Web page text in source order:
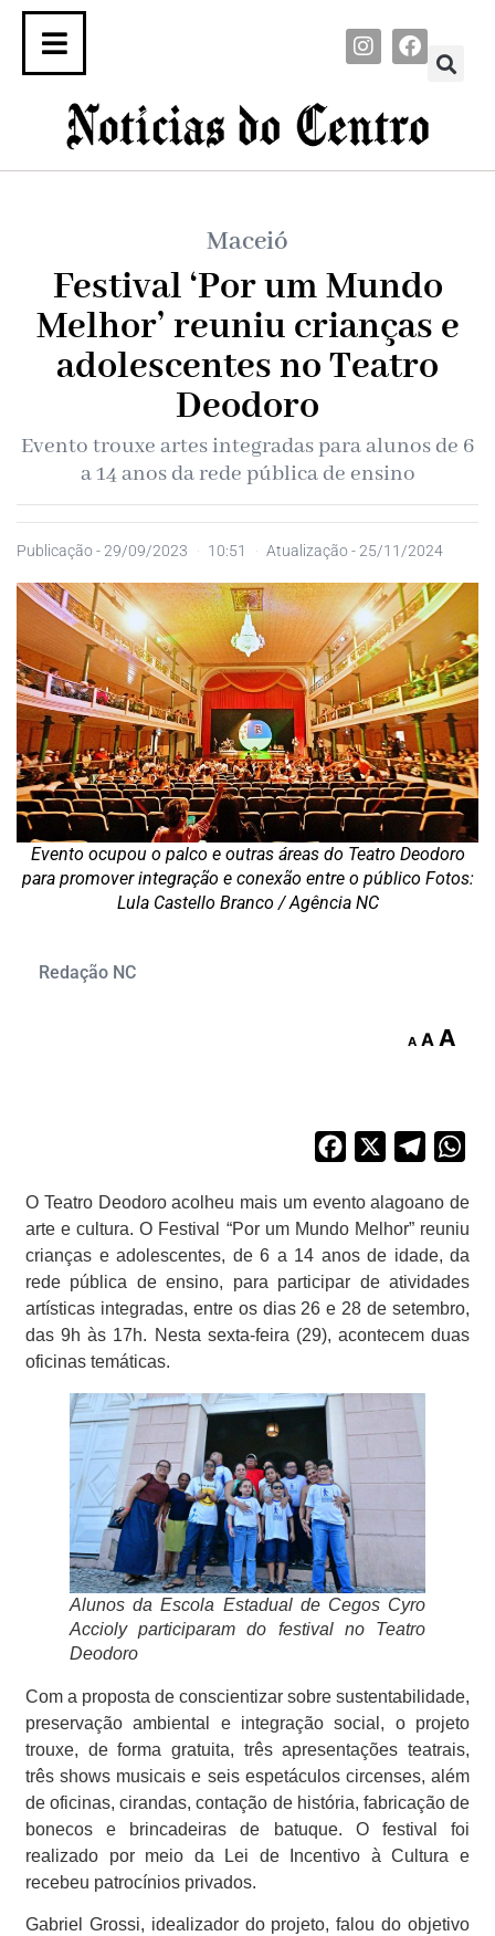
Maceió
Festival ‘Por um Mundo
Melhor’ reuniu crianças e
adolescentes no Teatro
Deodoro
Evento trouxe artes integradas para alunos de 6
a 14 anos da rede pública de ensino
Publicação -29/09/2023 10:51 Atualização - 25/11/2024
Evento ocupou o palco e outras áreas do Teatro Deodoro
para promover integração e conexão entre o público Fotos:
Lula Castello Branco / Agência NC
Redação NC
A A A
Facebook
O Teatro Deodoro acolheu mais um evento alagoano de
arte e cultura. O Festival “Por um Mundo Melhor” reuniu
crianças e adolescentes, de 6 a 14 anos de idade, da
rede pública de ensino, para participar de atividades
artísticas integradas, entre os dias 26 e 28 de setembro,
das 9h às 17h. Nesta sexta-feira (29), acontecem duas
oficinas temáticas.
Alunos da Escola Estadual de Cegos Cyro
Accioly participaram do festival no Teatro
Deodoro
Com a proposta de conscientizar sobre sustentabilidade,
preservação ambiental e integração social, o projeto
trouxe, de forma gratuita, três apresentações teatrais,
três shows musicais e seis espetáculos circenses, além
de oficinas, cirandas, contação de história, fabricação de
bonecos e brincadeiras de batuque. O festival foi
realizado por meio da Lei de Incentivo à Cultura e
recebeu patrocínios privados.
Gabriel Grossi, idealizador do projeto, falou do objetivo